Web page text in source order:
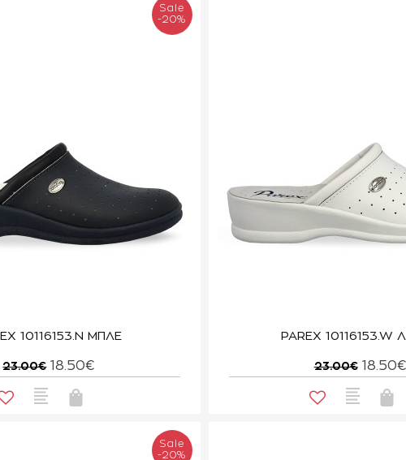
Sale
-20%
10116153.N ΜΠΛΕ
23.00€ 18.50€
PAREX 10116153.W
23.00€ 18.50€
Sale
-20%